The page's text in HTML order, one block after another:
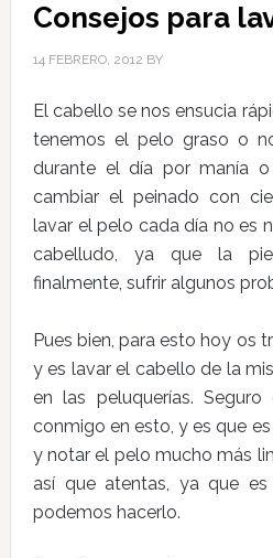
Consejos para
14 FEBRERO, 2012 BY
El cabello se nos ensucia
tenemos el pelo graso o
durante el día por manía
cambiar el peinado con
lavar el pelo cada día no es
cabelludo, ya que la
finalmente, sufrir algunos
Pues bien, para esto hoy os
y es lavar el cabello de la
en las peluquerías.
conmigo en esto, y es que
y notar el pelo mucho más
así que atentas, ya que
podemos hacerlo.